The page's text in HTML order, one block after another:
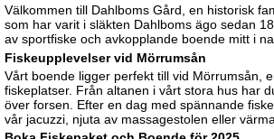
Välkommen till Dahlboms Gård, en historisk
som har varit i släkten Dahlboms ägo sedan
av sportfiske och avkopplande boende mitt i
Fiskeupplevelser vid Mörrumsån
Vårt boende ligger perfekt till vid Mörrumsån,
fiskeplatser. Från altanen i vårt stora hus har
över forsen. Efter en dag med spännande
vår jacuzzi, njuta av massagestolen eller